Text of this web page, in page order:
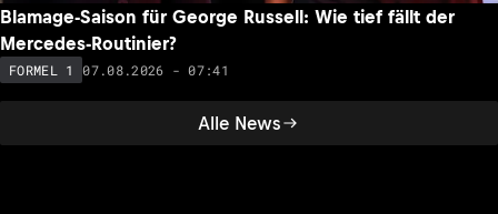
Alle News
Blamage-Saison für George Russell: Wie tief fällt der
Mercedes-Routinier?
FORMEL 1 07.08.2026 - 07:41